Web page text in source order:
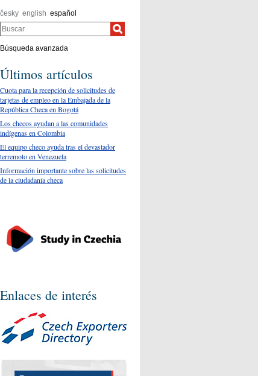
česky english español
Buscar
Búsqueda avanzada
Últimos artículos
Cuota para la recepción de solicitudes de
tarjetas de empleo en la Embajada de la
República Checa en Bogotá
Los checos ayudan a las comunidades
indígenas en Colombia
El equipo checo ayuda tras el devastador
terremoto en Venezuela
Información importante sobre las solicitudes
de la ciudadanía checa
Enlaces de interés